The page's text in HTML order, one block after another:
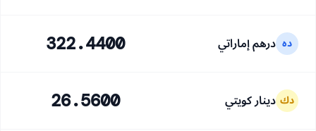
ده درهم إماراتي 322.4400
دك دينار كويتي 26.5600